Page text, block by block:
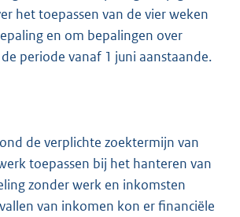
het toepassen van de vier weken
en om bepalingen over
periode vanaf 1 juni aanstaande.
de verplichte zoektermijn van
toepassen bij het hanteren van
zonder werk en inkomsten
van inkomen kon er financiële